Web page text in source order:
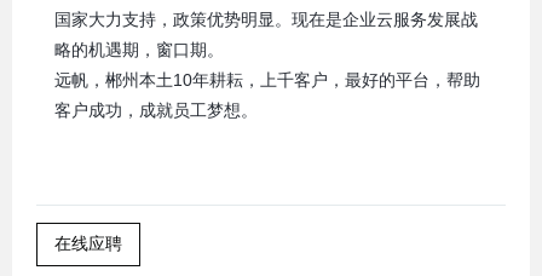
国家大力支持，政策优势明显。现在是企业云服务发展战
略的机遇期，窗口期。
远帆，郴州本土10年耕耘，上千客户，最好的平台，帮助
客户成功，成就员工梦想。
在线应聘